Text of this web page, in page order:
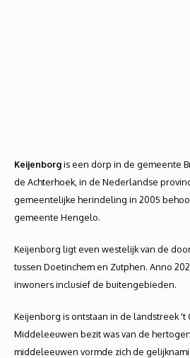
Keijenborgis een dorp in de gemeente
de Achterhoek, in de Nederlandse
gemeentelijke herindeling in 2005
gemeente Hengelo.
Keijenborg ligt even westelijk van de
tussen Doetinchem en Zutphen. Anno
inwoners inclusief de buitengebieden.
Keijenborg is ontstaan in de landstreek 't
Middeleeuwen bezit was van de
middeleeuwen vormde zich de